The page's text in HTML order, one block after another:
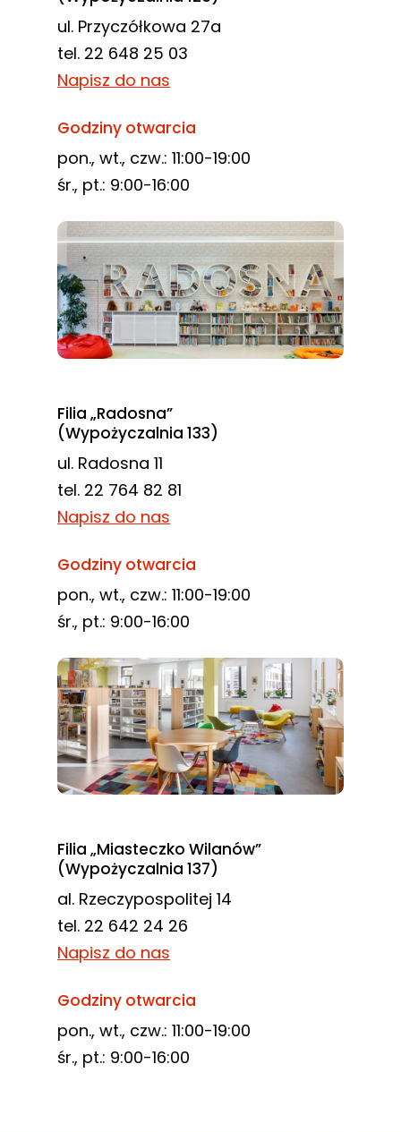
ul. Przyczółkowa 27a
tel. 22 648 25 03
Napisz do nas
Godziny otwarcia
pon., wt., czw.: 11:00-19:00
śr., pt.: 9:00-16:00
Filia „Radosna”
(Wypożyczalnia 133)
ul. Radosna 11
tel. 22 764 82 81
Napisz do nas
Godziny otwarcia
pon., wt., czw.: 11:00-19:00
śr., pt.: 9:00-16:00
Filia „Miasteczko Wilanów”
(Wypożyczalnia 137)
al. Rzeczypospolitej 14
tel. 22 642 24 26
Napisz do nas
Godziny otwarcia
pon., wt., czw.: 11:00-19:00
śr., pt.: 9:00-16:00